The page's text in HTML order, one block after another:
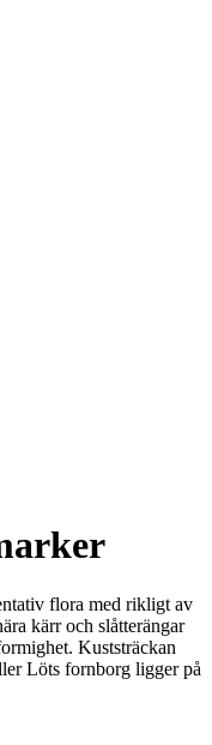
flora med rikligt av
kärr och slåtterängar
Kuststräckan
Löts fornborg ligger på